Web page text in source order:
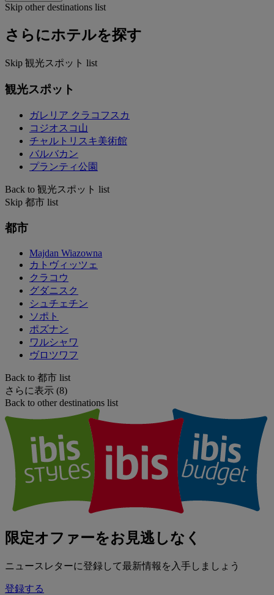
Skip other destinations list
さらにホテルを探す
Skip 観光スポット list
観光スポット
ガレリア クラコフスカ
コジオスコ山
チャルトリスキ美術館
バルバカン
プランティ公園
Back to 観光スポット list
Skip 都市 list
都市
Majdan Wiazowna
カトヴィッツェ
クラコウ
グダニスク
シュチェチン
ソポト
ポズナン
ワルシャワ
ヴロツワフ
Back to 都市 list
さらに表示 (8)
Back to other destinations list
限定オファーをお見逃しなく
ニュースレターに登録して最新情報を入手しましょう
登録する